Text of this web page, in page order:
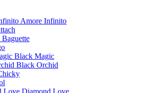
Amore Infinito
Baguette
Black Magic
Black Orchid
Diamond Love